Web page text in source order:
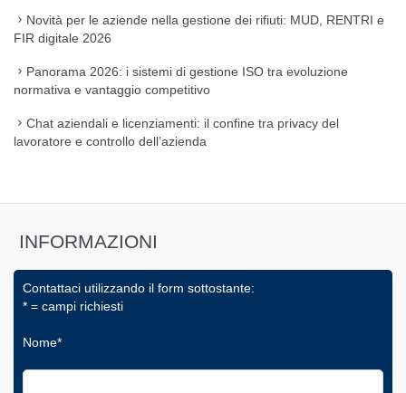
Novità per le aziende nella gestione dei rifiuti: MUD, RENTRI e
FIR digitale 2026
Panorama 2026: i sistemi di gestione ISO tra evoluzione
normativa e vantaggio competitivo
Chat aziendali e licenziamenti: il confine tra privacy del
lavoratore e controllo dell’azienda
INFORMAZIONI
Contattaci utilizzando il form sottostante:
* = campi richiesti
Nome*